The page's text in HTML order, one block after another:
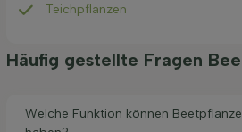
Teichpflanzen
Häufig gestellte Fragen
Welche Funktion können